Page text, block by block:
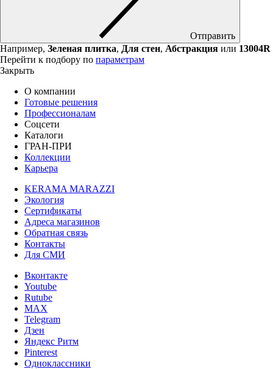
Отправить
Например, Зеленая плитка, Для стен, Абстракция или 13004R
Перейти к подбору по параметрам
Закрыть
О компании
Готовые решения
Профессионалам
Соцсети
Каталоги
ГРАН-ПРИ
Коллекции
Карьера
KERAMA MARAZZI
Экология
Сертификаты
Адреса магазинов
Обратная связь
Контакты
Для СМИ
Вконтакте
Youtube
Rutube
MAX
Telegram
Дзен
Яндекс Ритм
Pinterest
Одноклассники